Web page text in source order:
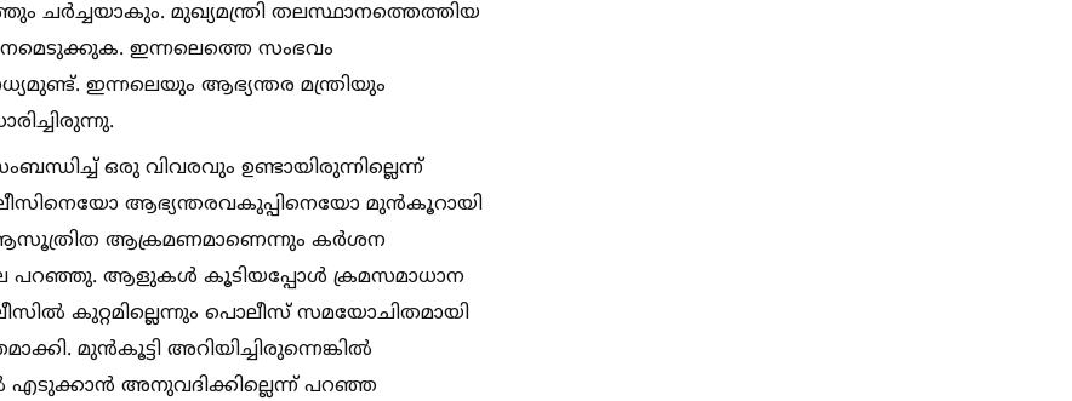
ചര്‍ച്ചയാകും. മുഖ്യമന്ത്രി തലസ്ഥാനത്തെത്തിയ
ഇന്നലെത്തെ സംഭവം
ഇന്നലെയും ആഭ്യന്തര മന്ത്രിയും
ഒരു വിവരവും ഉണ്ടായിരുന്നില്ലെന്ന്
ആഭ്യന്തരവകുപ്പിനെയോ മുന്‍കൂറായി
ആസൂത്രിത ആക്രമണമാണെന്നും കര്‍ശന
പറഞ്ഞു. ആളുകള്‍ കൂടിയപ്പോള്‍ ക്രമസമാധാന
കുറ്റമില്ലെന്നും പൊലീസ് സമയോചിതമായി
മുന്‍കൂട്ടി അറിയിച്ചിരുന്നെങ്കില്‍
എടുക്കാന്‍ അനുവദിക്കില്ലെന്ന് പറഞ്ഞ